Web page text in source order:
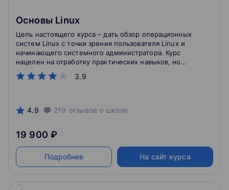
Основы Linux
3.9
Цель настоящего курса – дать обзор операционных
систем Linux с точки зрения пользователя Linux и
начинающего системного администратора. Курс
нацелен на отработку практических навыков, но
уделяет должное внимание и теоретическим
вопросам. Данный курс будет полезен
использующим bash-подобные оболочки, а также
тем, кто хотел бы структурировать свои знания.
4.9 219 отзывов о школе
19 900 ₽
Подробнее На сайт курса